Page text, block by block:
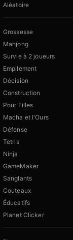
Aléatoire
Grossesse
Mahjong
Survie à 2 joueurs
Empilement
Décision
Construction
Pour Filles
Macha et l'Ours
Défense
Tetris
Ninja
GameMaker
Sanglants
Couteaux
Éducatifs
Planet Clicker